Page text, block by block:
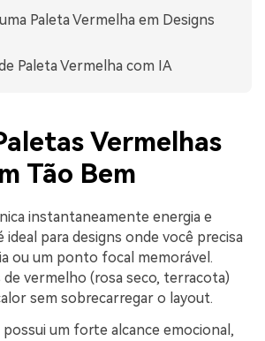
Paleta Vermelha em Designs
Paleta Vermelha com IA
Vermelhas
Tão Bem
instantaneamente energia e
para designs onde você precisa
ou um ponto focal memorável.
vermelho (rosa seco, terracota)
sem sobrecarregar o layout.
um forte alcance emocional,